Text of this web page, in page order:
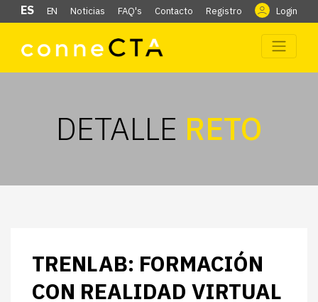
ES EN Noticias FAQ's Contacto Registro Login
DETALLE RETO
TRENLAB: FORMACIÓN
CON REALIDAD VIRTUAL